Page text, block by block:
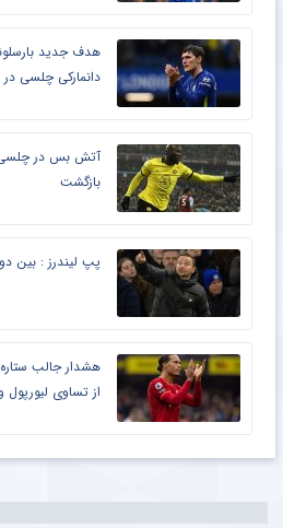
هدف جدید
دانمارکی چلسی در
آتش بس در چلسی
بازگشت
پپ لیندرز : بین
هشدار جالب
از تساوی